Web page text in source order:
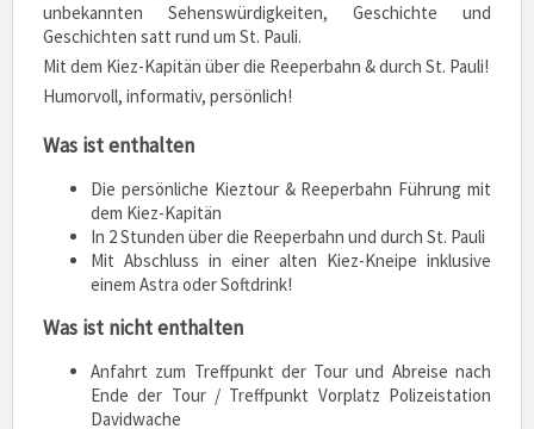
unbekannten Sehenswürdigkeiten, Geschichte und
Geschichten satt rund um St. Pauli.
Mit dem Kiez-Kapitän über die Reeperbahn & durch St. Pauli!
Humorvoll, informativ, persönlich!
Was ist enthalten
Die persönliche Kieztour & Reeperbahn Führung mit
dem Kiez-Kapitän
In 2 Stunden über die Reeperbahn und durch St. Pauli
Mit Abschluss in einer alten Kiez-Kneipe inklusive
einem Astra oder Softdrink!
Was ist nicht enthalten
Anfahrt zum Treffpunkt der Tour und Abreise nach
Ende der Tour / Treffpunkt Vorplatz Polizeistation
Davidwache